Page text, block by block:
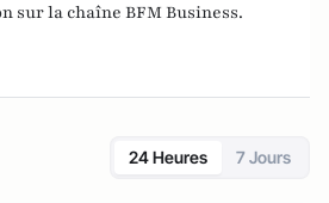
sur la chaîne BFM Business.
24 Heures 7 Jours